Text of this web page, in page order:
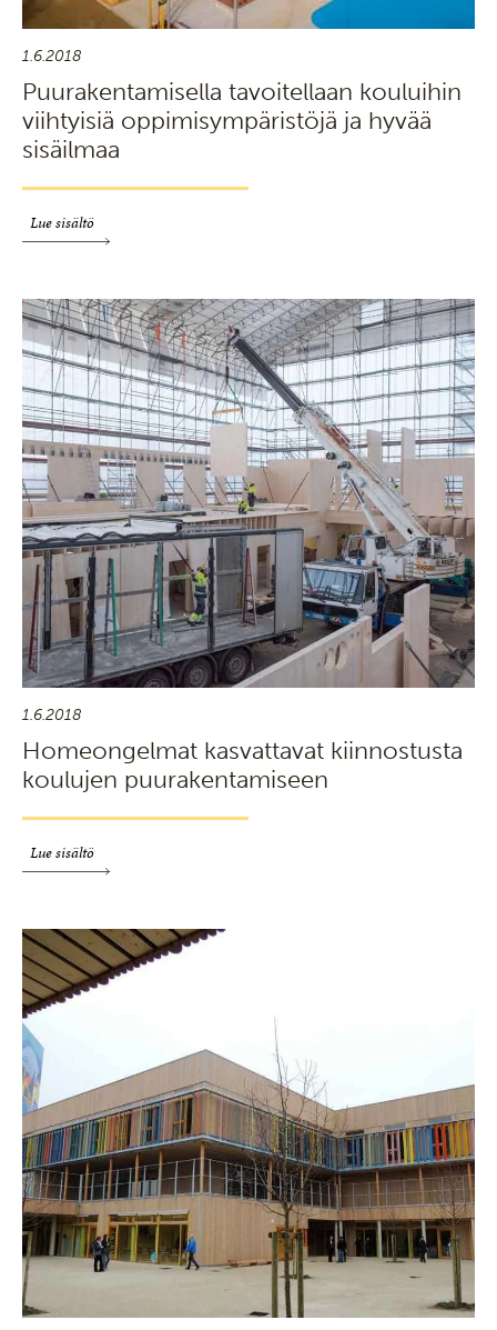
1.6.2018
Puurakentamisella tavoitellaan kouluihin
viihtyisiä oppimisympäristöjä ja hyvää
sisäilmaa
Lue sisältö
1.6.2018
Homeongelmat kasvattavat kiinnostusta
koulujen puurakentamiseen
Lue sisältö